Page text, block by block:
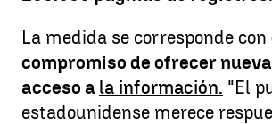
La medida se corresponde con
compromiso de ofrecer
acceso a la información. "El
estadounidense merece